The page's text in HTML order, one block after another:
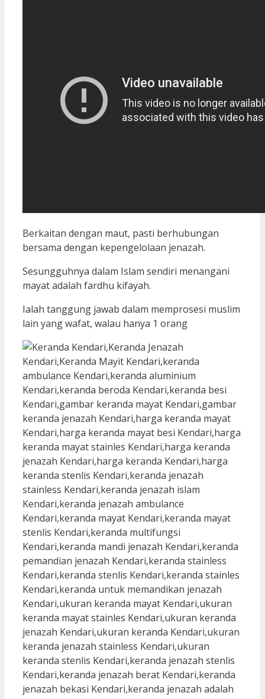
Berkaitan dengan maut, pasti berhubungan
bersama dengan kepengelolaan jenazah.
Sesungguhnya dalam Islam sendiri menangani
mayat adalah fardhu kifayah.
Ialah tanggung jawab dalam memprosesi muslim
lain yang wafat, walau hanya 1 orang